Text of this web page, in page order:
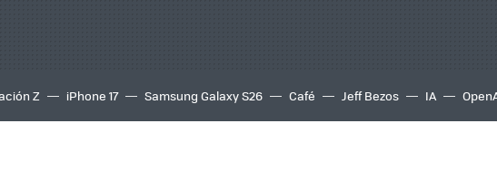
Z iPhone 17 Samsung Galaxy S26 Café Jeff Bezos IA